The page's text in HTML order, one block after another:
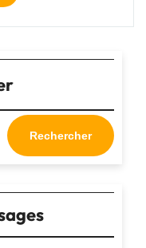
style
Rechercher